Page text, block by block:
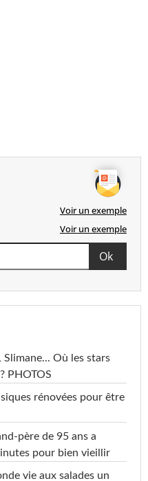
Voir un exemple
Voir un exemple
Où les stars
PHOTOS
rénovées pour être
père de 95 ans a
pour bien vieillir
vie aux salades un